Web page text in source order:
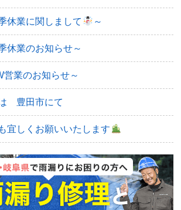
休業に関しまして ～
休業のお知らせ～
営業のお知らせ～
豊田市にて
宜しくお願いいたします